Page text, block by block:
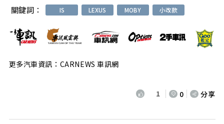
關鍵詞： IS LEXUS MOBY 小改款
更多汽車資訊：CARNEWS 車訊網
1 0 分享